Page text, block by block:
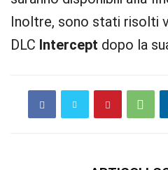
Inoltre, sono stati risolti
DLC Intercept dopo la